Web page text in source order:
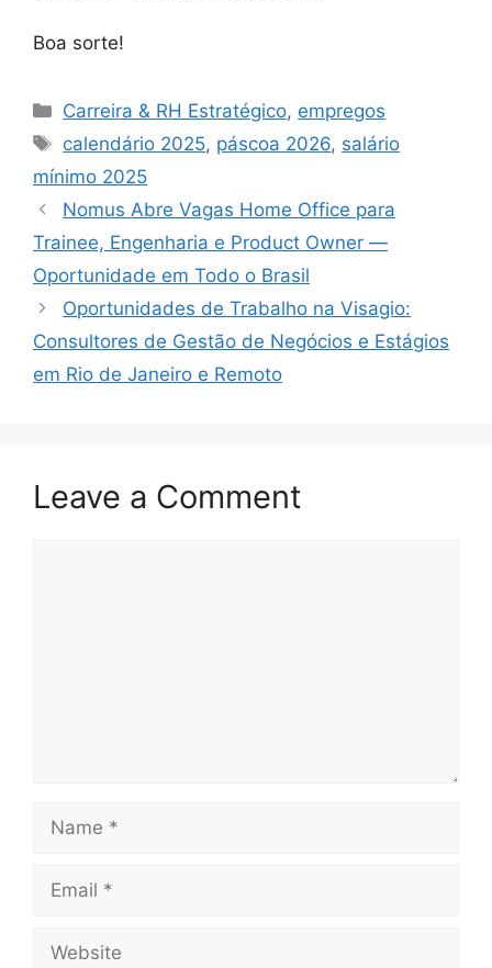
Boa sorte!
Categories
Carreira & RH Estratégico, empregos
Tags
calendário 2025, páscoa 2026, salário
mínimo 2025
Nomus Abre Vagas Home Office para
Trainee, Engenharia e Product Owner —
Oportunidade em Todo o Brasil
Oportunidades de Trabalho na Visagio:
Consultores de Gestão de Negócios e Estágios
em Rio de Janeiro e Remoto
Leave a Comment
Name
Email
Website